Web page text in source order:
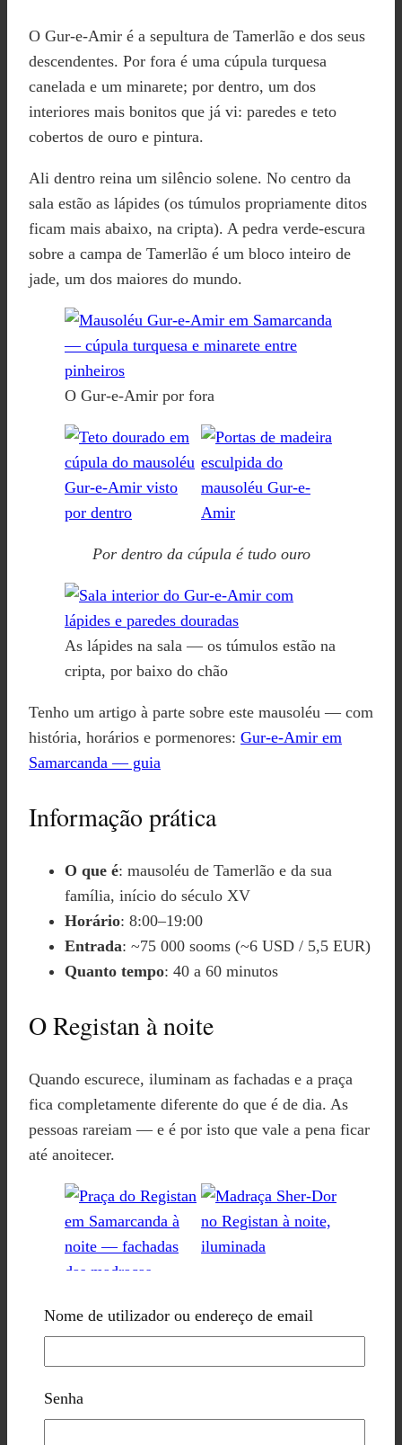
O Gur-e-Amir é a sepultura de Tamerlão e dos seus
descendentes. Por fora é uma cúpula turquesa
canelada e um minarete; por dentro, um dos
interiores mais bonitos que já vi: paredes e teto
cobertos de ouro e pintura.
Ali dentro reina um silêncio solene. No centro da
sala estão as lápides (os túmulos propriamente ditos
ficam mais abaixo, na cripta). A pedra verde-escura
sobre a campa de Tamerlão é um bloco inteiro de
jade, um dos maiores do mundo.
O Gur-e-Amir por fora
Por dentro da cúpula é tudo ouro
As lápides na sala — os túmulos estão na
cripta, por baixo do chão
Tenho um artigo à parte sobre este mausoléu — com
história, horários e pormenores: Gur-e-Amir em
Samarcanda — guia
Informação prática
O que é: mausoléu de Tamerlão e da sua
família, início do século XV
Horário: 8:00–19:00
Entrada: ~75 000 sooms (~6 USD / 5,5 EUR)
Quanto tempo: 40 a 60 minutos
O Registan à noite
Quando escurece, iluminam as fachadas e a praça
fica completamente diferente do que é de dia. As
pessoas rareiam — e é por isto que vale a pena ficar
até anoitecer.
O Registan com a iluminação noturna
Dia 2: Shah-i-Zinda, mesquita
Hazrat Khizr e Centro de Artesãos
Nome de utilizador ou endereço de email
Senha